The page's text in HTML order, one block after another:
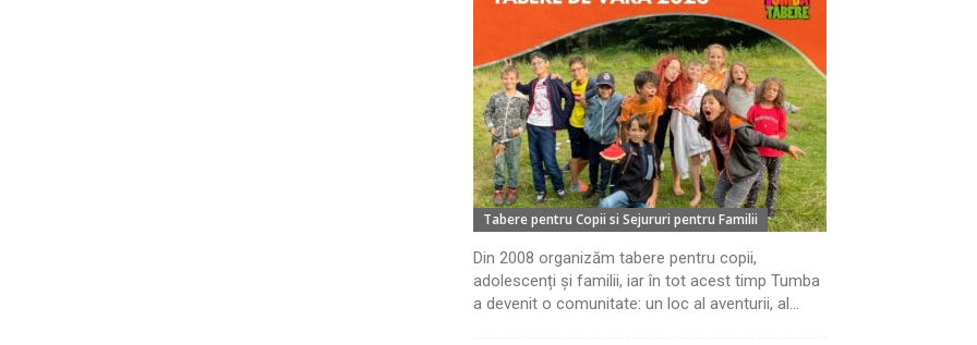
Tabere pentru Copii si Sejururi pentru Familii
Din 2008 organizăm tabere pentru copii,
adolescenți și familii, iar în tot acest timp Tumba
a devenit o comunitate: un loc al aventurii, al...